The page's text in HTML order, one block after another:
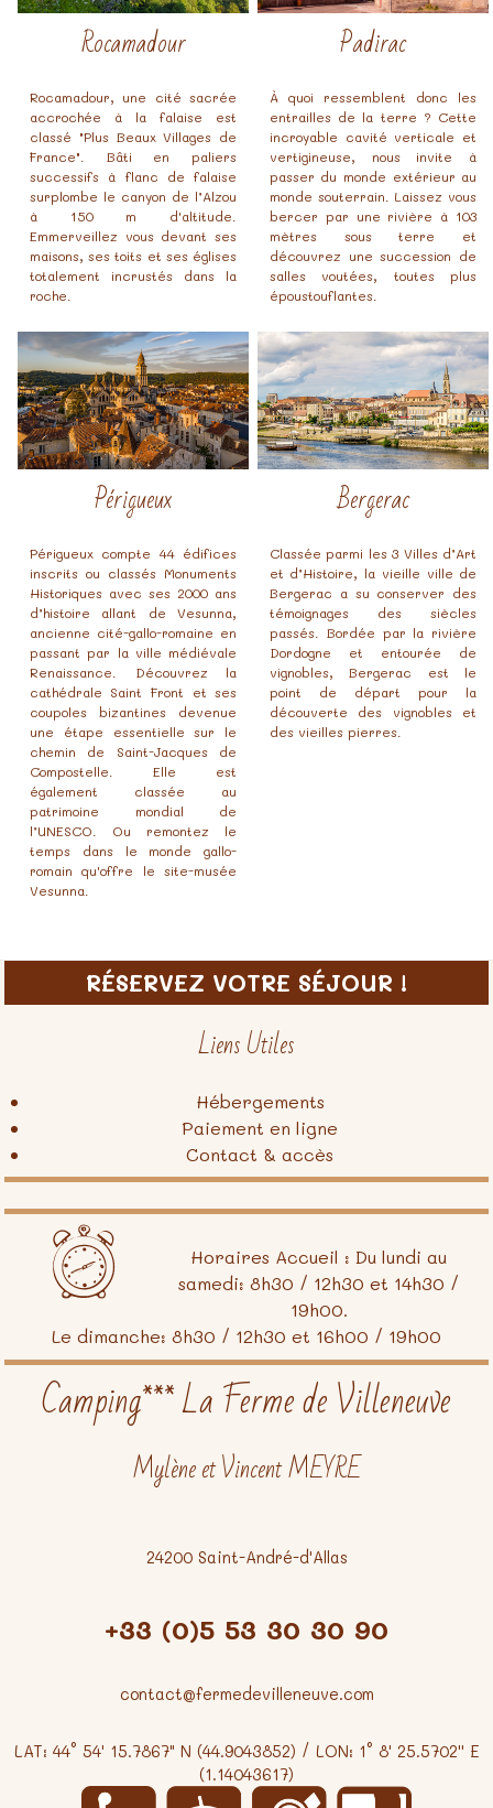
Rocamadour
Rocamadour, une cité sacrée
accrochée à la falaise est
classé "Plus Beaux Villages de
France". Bâti en paliers
successifs à flanc de falaise
surplombe le canyon de l’Alzou
à 150 m d'altitude.
Emmerveillez vous devant ses
maisons, ses toits et ses églises
totalement incrustés dans la
roche.
Padirac
À quoi ressemblent donc les
entrailles de la terre ? Cette
incroyable cavité verticale et
vertigineuse, nous invite à
passer du monde extérieur au
monde souterrain. Laissez vous
bercer par une rivière à 103
mètres sous terre et
découvrez une succession de
salles voutées, toutes plus
époustouflantes.
Périgueux
Périgueux compte 44 édifices
inscrits ou classés Monuments
Historiques avec ses 2000 ans
d’histoire allant de Vesunna,
ancienne cité-gallo-romaine en
passant par la ville médiévale
Renaissance. Découvrez la
cathédrale Saint Front et ses
coupoles bizantines devenue
une étape essentielle sur le
chemin de Saint-Jacques de
Compostelle. Elle est
également classée au
patrimoine mondial de
l’UNESCO. Ou remontez le
temps dans le monde gallo-
romain qu'offre le site-musée
Vesunna.
Bergerac
Classée parmi les 3 Villes d’Art
et d’Histoire, la vieille ville de
Bergerac a su conserver des
témoignages des siècles
passés. Bordée par la rivière
Dordogne et entourée de
vignobles, Bergerac est le
point de départ pour la
découverte des vignobles et
des vieilles pierres.
RÉSERVEZ VOTRE SÉJOUR !
Liens Utiles
Hébergements
Paiement en ligne
Contact & accès
Horaires Accueil : Du lundi au
samedi: 8h30 / 12h30 et 14h30 /
19h00.
Le dimanche: 8h30 / 12h30 et 16h00 / 19h00
Camping*** La Ferme de Villeneuve
Mylène et Vincent MEYRE
24200 Saint-André-d'Allas
+33 (0)5 53 30 30 90
contact@fermedevilleneuve.com
LAT: 44° 54' 15.7867" N (44.9043852) / LON: 1° 8' 25.5702'' E
(1.14043617)